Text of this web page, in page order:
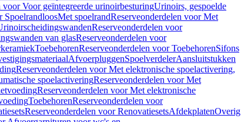
voor Voor geïntegreerde urinoirbesturingUrinoirs, gespoelde
SpoelrandloosMet spoelrandReserveonderdelen voor Met
Reserveonderdelen voor
van glasReserveonderdelen voor
ToebehorenReserveonderdelen voor ToebehorenSifons
AfvoerpluggenSpoelverdelerAansluitstukken
Reserveonderdelen voor Met elektronische spoelactivering,
spoelactiveringReserveonderdelen voor Met
Reserveonderdelen voor Met elektronische
ToebehorenReserveonderdelen voor
Reserveonderdelen voor RenovatiesetsAfdekplatenOverig